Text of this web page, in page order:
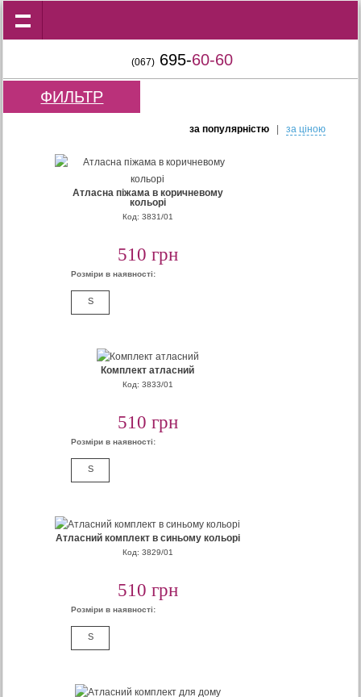
(067) 695-60-60
ФИЛЬТР
за популярнiстю| за цiною
Атласна піжама в коричневому
кольорі
Код: 3831/01
510 грн
Розміри в наявності:
S
Комплект атласний
Код: 3833/01
510 грн
Розміри в наявності:
S
Атласний комплект в синьому кольорі
Код: 3829/01
510 грн
Розміри в наявності:
S